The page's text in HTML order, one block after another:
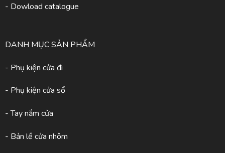
- Dowload catalogue
DANH MỤC SẢN PHẨM
- Phụ kiện cửa đi
- Phụ kiện cửa sổ
- Tay nắm cửa
- Bản lề cửa nhôm